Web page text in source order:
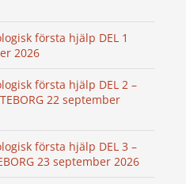
första hjälp DEL 1
2026
första hjälp DEL 2 –
22 september
första hjälp DEL 3 –
23 september 2026